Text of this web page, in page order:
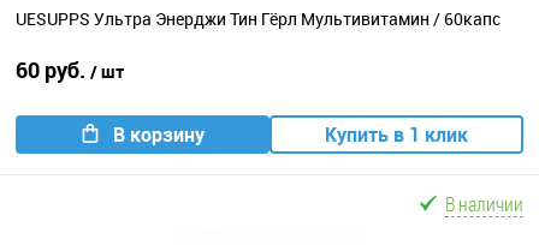
UESUPPS Ультра Энерджи Тин Гёрл Мультивитамин / 60капс
60 руб. / шт
В корзину Купить в 1 клик
В наличии